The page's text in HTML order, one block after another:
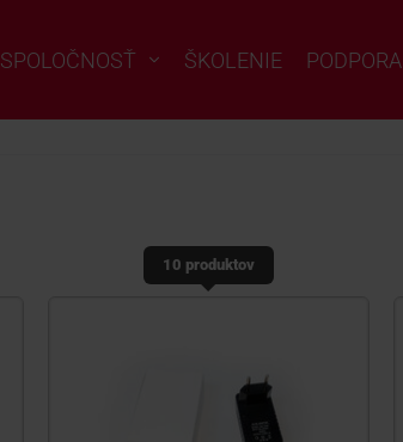
SPOLOČNOSŤ ŠKOLENIE PODPORA
10 produktov